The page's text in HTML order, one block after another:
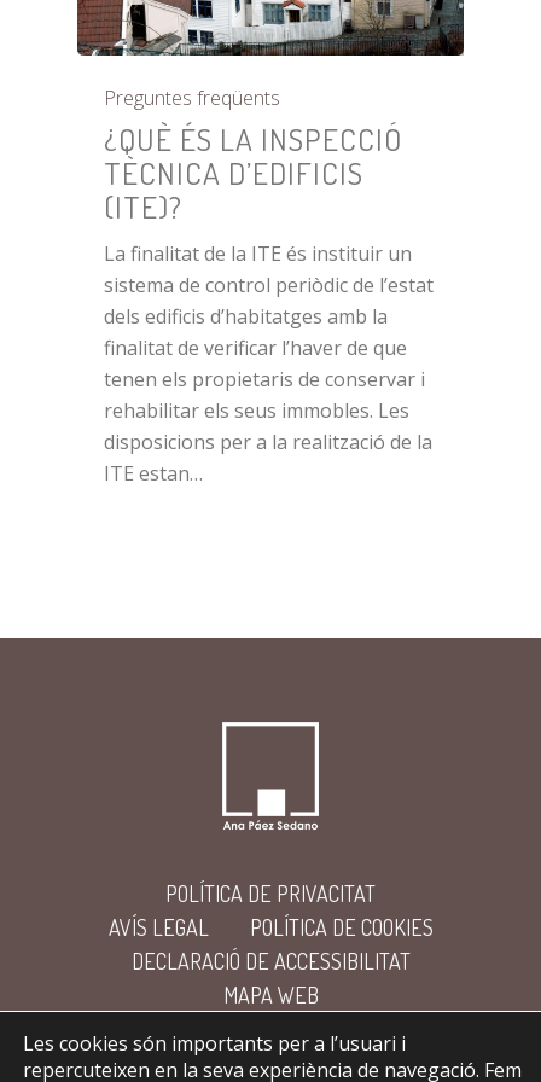
Preguntes freqüents
¿QUÈ ÉS LA INSPECCIÓ
TÈCNICA D’EDIFICIS
(ITE)?
La finalitat de la ITE és instituir un
sistema de control periòdic de l’estat
dels edificis d’habitatges amb la
finalitat de verificar l’haver de que
tenen els propietaris de conservar i
rehabilitar els seus immobles. Les
disposicions per a la realització de la
ITE estan…
POLÍTICA DE PRIVACITAT
AVÍS LEGAL
POLÍTICA DE COOKIES
DECLARACIÓ DE ACCESSIBILITAT
MAPA WEB
Les cookies són importants per a l’usuari i
repercuteixen en la seva experiència de navegació. Fem